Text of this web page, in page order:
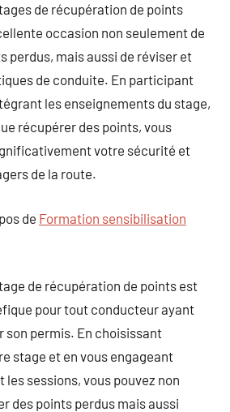
de récupération de points
occasion non seulement de
perdus, mais aussi de réviser et
de conduite. En participant
les enseignements du stage,
récupérer des points, vous
votre sécurité et
de la route.
de Formation sensibilisation
de récupération de points est
pour tout conducteur ayant
son permis. En choisissant
stage et en vous engageant
sessions, vous pouvez non
des points perdus mais aussi